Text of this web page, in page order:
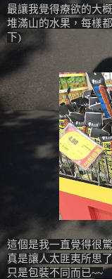
最讓我覺得療欲的大
堆滿山的水果，每樣
下)
這個是我一直覺得很
真是讓人太匪夷所思
只是包裝不同而已~~